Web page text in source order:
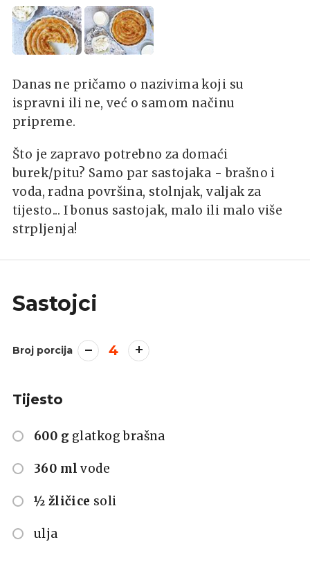
Danas ne pričamo o nazivima koji su
ispravni ili ne, već o samom načinu
pripreme.
Što je zapravo potrebno za domaći
burek/pitu? Samo par sastojaka - brašno i
voda, radna površina, stolnjak, valjak za
tijesto... I bonus sastojak, malo ili malo više
strpljenja!
Sastojci
Broj porcija 4
Tijesto
600 g glatkog brašna
360 ml vode
½ žličice soli
ulja